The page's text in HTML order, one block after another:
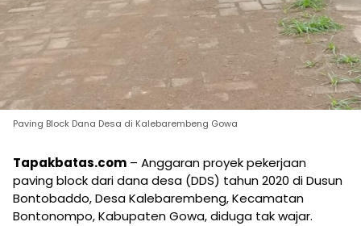
Paving Block Dana Desa di Kalebarembeng Gowa
Tapakbatas.com – Anggaran proyek pekerjaan
paving block dari dana desa (DDS) tahun 2020 di Dusun
Bontobaddo, Desa Kalebarembeng, Kecamatan
Bontonompo, Kabupaten Gowa, diduga tak wajar.